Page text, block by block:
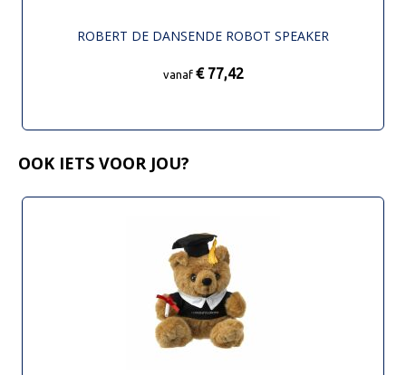
ROBERT DE DANSENDE ROBOT SPEAKER
vanaf € 77,42
OOK IETS VOOR JOU?